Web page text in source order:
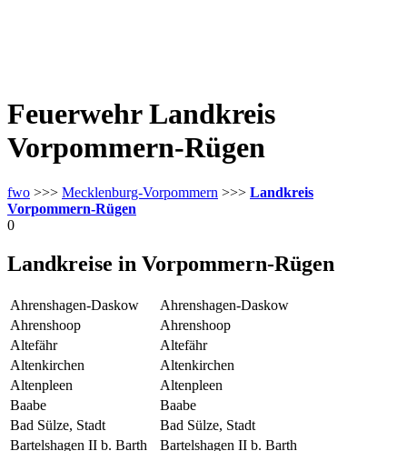
Feuerwehr Landkreis
Vorpommern-Rügen
fwo >>> Mecklenburg-Vorpommern >>> Landkreis
Vorpommern-Rügen
0
Landkreise in Vorpommern-Rügen
Ahrenshagen-Daskow
Ahrenshagen-Daskow
Ahrenshoop
Ahrenshoop
Altefähr
Altefähr
Altenkirchen
Altenkirchen
Altenpleen
Altenpleen
Baabe
Baabe
Bad Sülze, Stadt
Bad Sülze, Stadt
Bartelshagen II b. Barth
Bartelshagen II b. Barth